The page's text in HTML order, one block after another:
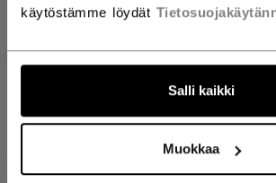
käytöstämme löydät
Salli kaikki
Muokkaa
TUOTEKUVAT TEKNISET
TEKNISET TIEDOT
TUNNUS
FHO51A-AD